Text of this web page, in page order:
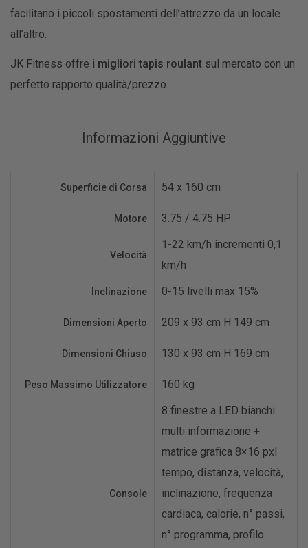
facilitano i piccoli spostamenti dell’attrezzo da un locale
all’altro.
JK Fitness offre i migliori tapis roulant sul mercato con un
perfetto rapporto qualità/prezzo.
Informazioni Aggiuntive
Superficie di Corsa 54 x 160 cm
Motore 3.75 / 4.75 HP
Velocità
1-22 km/h incrementi 0,1
km/h
Inclinazione 0-15 livelli max 15%
Dimensioni Aperto 209 x 93 cm H 149 cm
Dimensioni Chiuso 130 x 93 cm H 169 cm
Peso Massimo Utilizzatore 160 kg
Console
8 finestre a LED bianchi
multi informazione +
matrice grafica 8×16 pxl
tempo, distanza, velocità,
inclinazione, frequenza
cardiaca, calorie, n° passi,
n° programma, profilo